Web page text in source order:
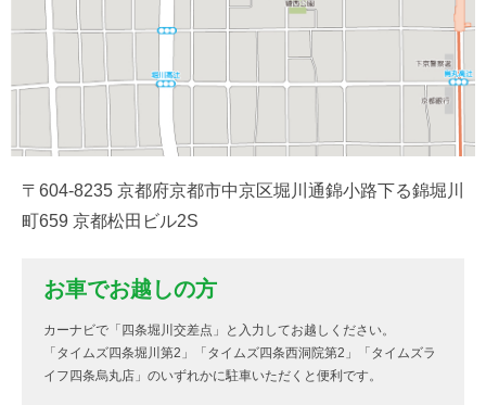
〒604-8235 京都府京都市中京区堀川通錦小路下る錦堀川
町659 京都松田ビル2S
お車でお越しの方
カーナビで「四条堀川交差点」と入力してお越しください。
「タイムズ四条堀川第2」「タイムズ四条西洞院第2」「タイムズラ
イフ四条烏丸店」のいずれかに駐車いただくと便利です。